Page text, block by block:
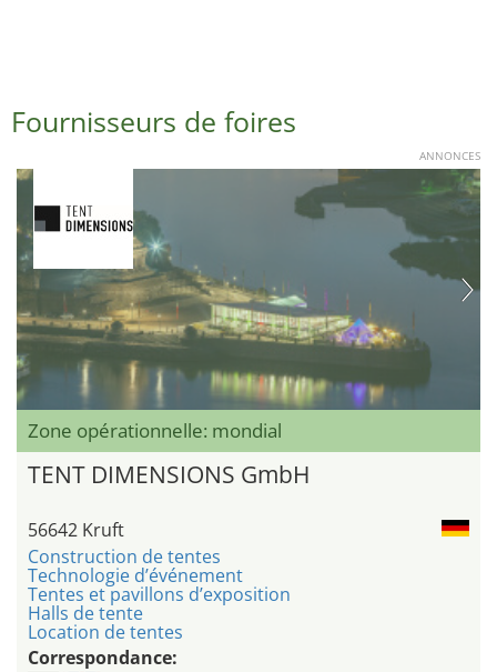
Fournisseurs de foires
ANNONCES
Zone opérationnelle: mondial
TENT DIMENSIONS GmbH
56642 Kruft
Construction de tentes
Technologie d’événement
Tentes et pavillons d’exposition
Halls de tente
Location de tentes
Correspondance: